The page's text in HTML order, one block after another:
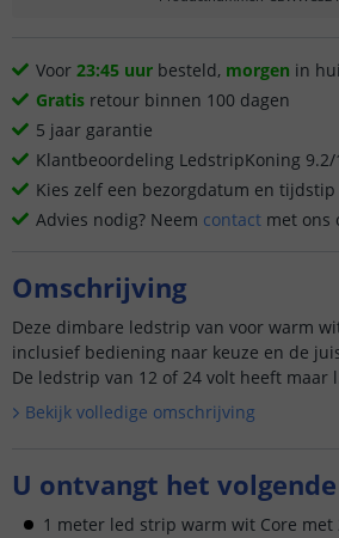
Voor 23:45 uur besteld, morgen in
Gratis retour binnen 100 dagen
5 jaar garantie
Klantbeoordeling LedstripKoning 9.2/
Kies zelf een bezorgdatum en tijdstip
Advies nodig? Neem contact met ons
Omschrijving
Deze dimbare ledstrip van voor warm
inclusief bediening naar keuze en de
De ledstrip van 12 of 24 volt heeft maar
Bekijk volledige omschrijving
U ontvangt het volgende
1 meter led strip warm wit Core met